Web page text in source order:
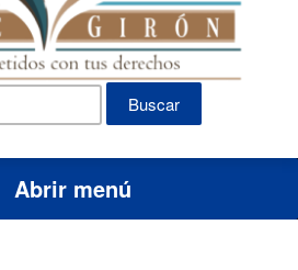
Buscar:
Abrir menú